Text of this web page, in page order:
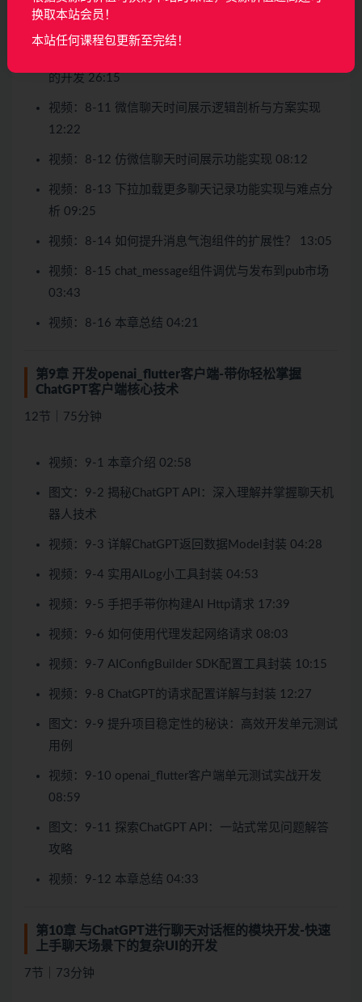
视频：8-9 基于StreamBuilder实现局部刷新的对话框
的开发 26:15
视频：8-11 微信聊天时间展示逻辑剖析与方案实现
12:22
视频：8-12 仿微信聊天时间展示功能实现 08:12
视频：8-13 下拉加载更多聊天记录功能实现与难点分
析 09:25
视频：8-14 如何提升消息气泡组件的扩展性？ 13:05
视频：8-15 chat_message组件调优与发布到pub市场
03:43
视频：8-16 本章总结 04:21
第9章 开发openai_flutter客户端-带你轻松掌握
ChatGPT客户端核心技术
12节｜75分钟
视频：9-1 本章介绍 02:58
图文：9-2 揭秘ChatGPT API：深入理解并掌握聊天机
器人技术
视频：9-3 详解ChatGPT返回数据Model封装 04:28
视频：9-4 实用AILog小工具封装 04:53
视频：9-5 手把手带你构建AI Http请求 17:39
视频：9-6 如何使用代理发起网络请求 08:03
视频：9-7 AIConfigBuilder SDK配置工具封装 10:15
视频：9-8 ChatGPT的请求配置详解与封装 12:27
图文：9-9 提升项目稳定性的秘诀：高效开发单元测试
用例
视频：9-10 openai_flutter客户端单元测试实战开发
08:59
图文：9-11 探索ChatGPT API：一站式常见问题解答
攻略
视频：9-12 本章总结 04:33
第10章 与ChatGPT进行聊天对话框的模块开发-快速
上手聊天场景下的复杂UI的开发
7节｜73分钟
换取本站会员！
本站任何课程包更新至完结！